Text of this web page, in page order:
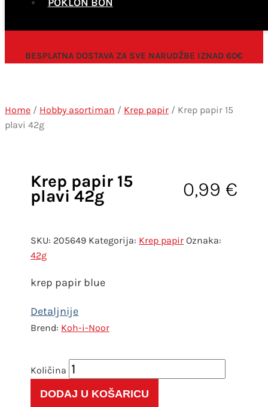
BESPLATNA DOSTAVA ZA SVE NARUDŽBE IZNAD 60€
Home / Hobby asortiman / Krep papir / Krep papir 15
plavi 42g
Krep papir 15
plavi 42g 0,99 €
SKU: 205649 Kategorija: Krep papir Oznaka:
42g
krep papir blue
Koh-i-Noor
Krep
papir
15
DODAJ U KOŠARICU